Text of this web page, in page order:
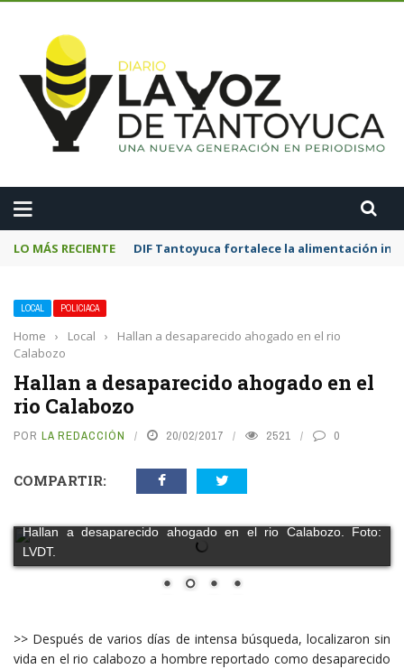
LO MÁS RECIENTE DIF Tantoyuca fortalece la alimentación
LOCAL POLICIACA
Home › Local ›
Hallan a desaparecido ahogado en el rio
Calabozo
Hallan a desaparecido ahogado en el
rio Calabozo
POR LA REDACCIÓN 20/02/2017 2521 0
COMPARTIR:
Hallan a desaparecido ahogado en el rio Calabozo. Foto:
LVDT.
>> Después de varios días de intensa búsqueda, localizaron sin
vida en el rio calabozo a hombre reportado como desaparecido